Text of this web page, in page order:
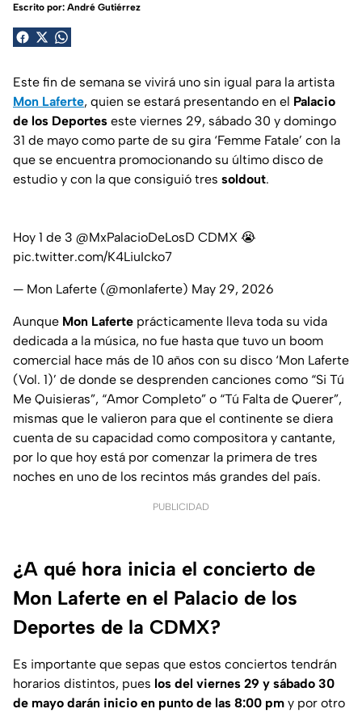
Escrito por: André Gutiérrez
Este fin de semana se vivirá uno sin igual para la artista
Mon Laferte, quien se estará presentando en el Palacio
de los Deportes este viernes 29, sábado 30 y domingo
31 de mayo como parte de su gira ‘Femme Fatale’ con la
que se encuentra promocionando su último disco de
estudio y con la que consiguió tres soldout.
Hoy 1 de 3 @MxPalacioDeLosD CDMX 😭
pic.twitter.com/K4LiuIcko7
— Mon Laferte (@monlaferte) May 29, 2026
Aunque Mon Laferte prácticamente lleva toda su vida
dedicada a la música, no fue hasta que tuvo un boom
comercial hace más de 10 años con su disco ‘Mon Laferte
(Vol. 1)’ de donde se desprenden canciones como “Si Tú
Me Quisieras”, “Amor Completo” o “Tú Falta de Querer”,
mismas que le valieron para que el continente se diera
cuenta de su capacidad como compositora y cantante,
por lo que hoy está por comenzar la primera de tres
noches en uno de los recintos más grandes del país.
PUBLICIDAD
¿A qué hora inicia el concierto de
Mon Laferte en el Palacio de los
Deportes de la CDMX?
Es importante que sepas que estos conciertos tendrán
horarios distintos, pues los del viernes 29 y sábado 30
de mayo darán inicio en punto de las 8:00 pm y por otro